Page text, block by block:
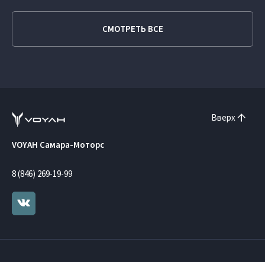
СМОТРЕТЬ ВСЕ
Вверх
VOYAH Самара-Моторс
8 (846) 269-19-99